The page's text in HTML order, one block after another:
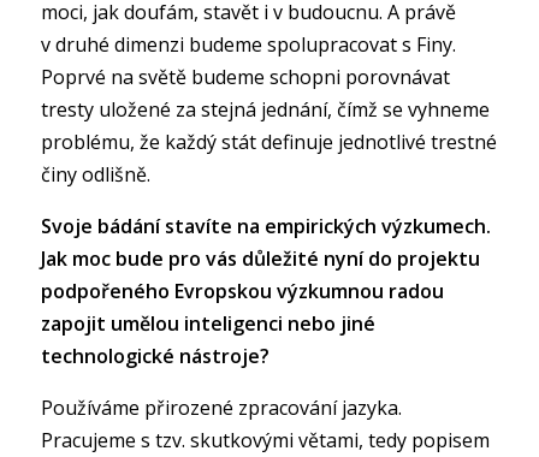
moci, jak doufám, stavět i v budoucnu. A právě
v druhé dimenzi budeme spolupracovat s Finy.
Poprvé na světě budeme schopni porovnávat
tresty uložené za stejná jednání, čímž se vyhneme
problému, že každý stát definuje jednotlivé trestné
činy odlišně.
Svoje bádání stavíte na empirických výzkumech.
Jak moc bude pro vás důležité nyní do projektu
podpořeného Evropskou výzkumnou radou
zapojit umělou inteligenci nebo jiné
technologické nástroje?
Používáme přirozené zpracování jazyka.
Pracujeme s tzv. skutkovými větami, tedy popisem